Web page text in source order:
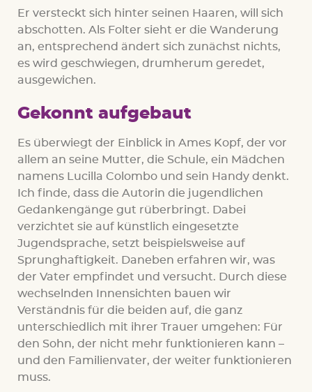
Er versteckt sich hinter seinen Haaren, will sich
abschotten. Als Folter sieht er die Wanderung
an, entsprechend ändert sich zunächst nichts,
es wird geschwiegen, drumherum geredet,
ausgewichen.
Gekonnt aufgebaut
Es überwiegt der Einblick in Ames Kopf, der vor
allem an seine Mutter, die Schule, ein Mädchen
namens Lucilla Colombo und sein Handy denkt.
Ich finde, dass die Autorin die jugendlichen
Gedankengänge gut rüberbringt. Dabei
verzichtet sie auf künstlich eingesetzte
Jugendsprache, setzt beispielsweise auf
Sprunghaftigkeit. Daneben erfahren wir, was
der Vater empfindet und versucht. Durch diese
wechselnden Innensichten bauen wir
Verständnis für die beiden auf, die ganz
unterschiedlich mit ihrer Trauer umgehen: Für
den Sohn, der nicht mehr funktionieren kann –
und den Familienvater, der weiter funktionieren
muss.